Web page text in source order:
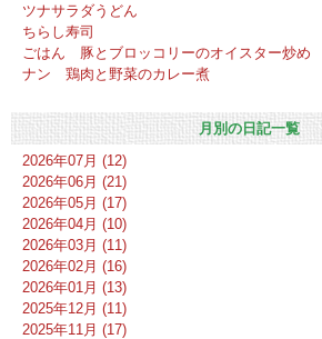
ツナサラダうどん
ちらし寿司
ごはん 豚とブロッコリーのオイスター炒め
ナン 鶏肉と野菜のカレー煮
月別の日記一覧
2026年07月 (12)
2026年06月 (21)
2026年05月 (17)
2026年04月 (10)
2026年03月 (11)
2026年02月 (16)
2026年01月 (13)
2025年12月 (11)
2025年11月 (17)